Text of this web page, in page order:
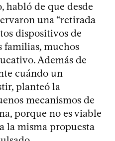
habló de que desde
una “retirada
dispositivos de
familias, muchos
Además de
cuándo un
planteó la
mecanismos de
porque no es viable
la misma propuesta